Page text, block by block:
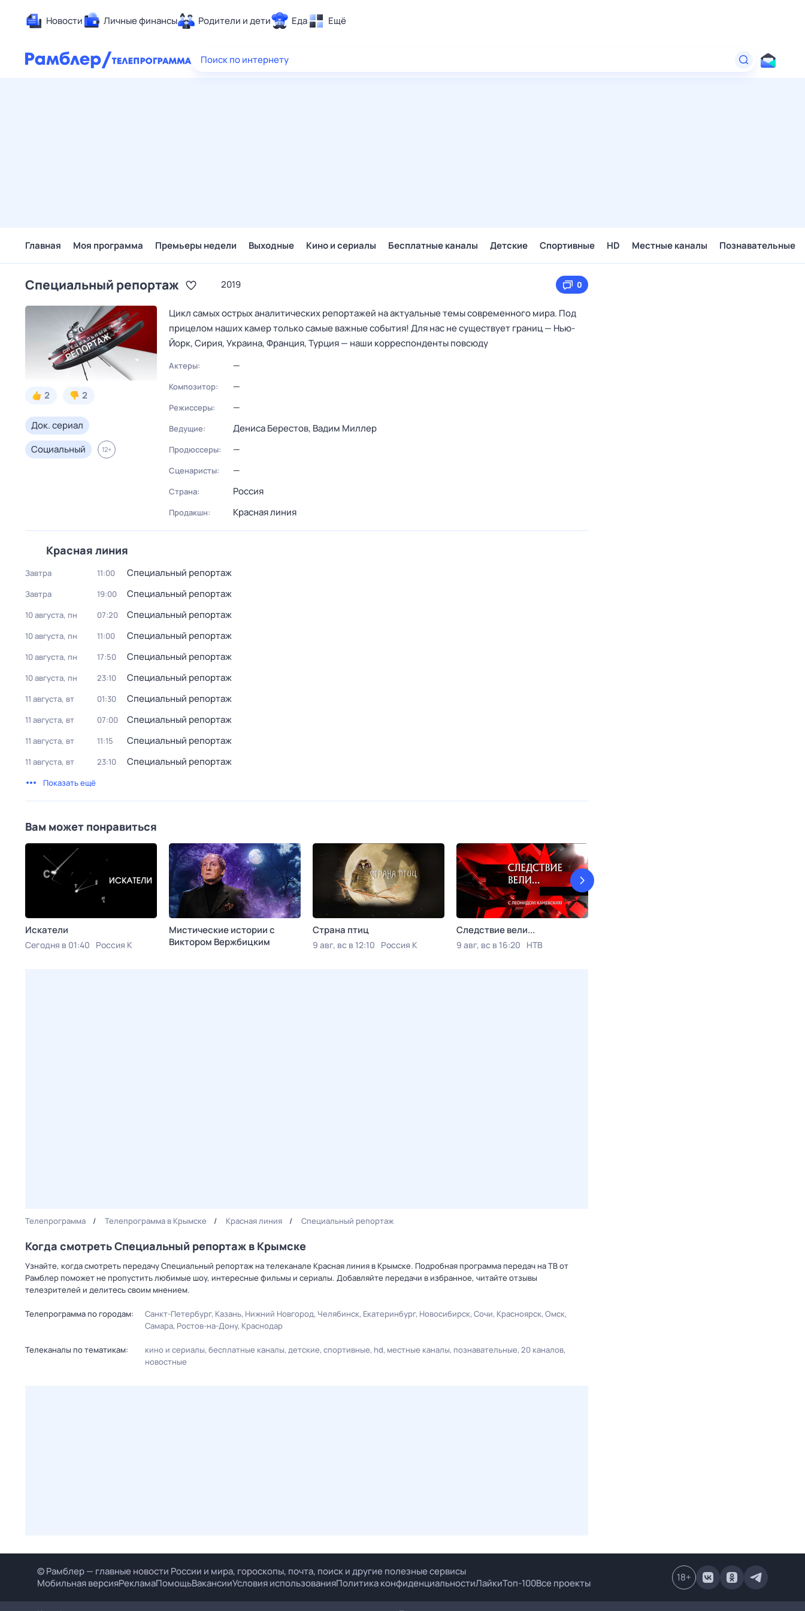
Новости Личные финансы Родители и дети Еда Ещё
Здоровье
Поиск по интернету
Главная Моя программа Премьеры недели Выходные Кино и сериалы Бесплатные каналы Детские Спортивные HD Местные каналы Познавательные
Специальный репортаж 2019 0
2 2
Док. сериал
Социальный
12+
Цикл самых острых аналитических репортажей на актуальные темы современного мира. Под
прицелом наших камер только самые важные события! Для нас не существует границ — Нью-
Йорк, Сирия, Украина, Франция, Турция — наши корреспонденты повсюду
Актеры: —
Композитор: —
Режиссеры: —
Ведущие: Дениса Берестов, Вадим Миллер
Продюссеры: —
Сценаристы: —
Страна: Россия
Продакшн: Красная линия
Красная линия
Завтра 11:00 Специальный репортаж
Завтра 19:00 Специальный репортаж
10 августа, пн 07:20 Специальный репортаж
10 августа, пн 11:00 Специальный репортаж
10 августа, пн 17:50 Специальный репортаж
10 августа, пн 23:10 Специальный репортаж
11 августа, вт 01:30 Специальный репортаж
11 августа, вт 07:00 Специальный репортаж
11 августа, вт 11:15 Специальный репортаж
11 августа, вт 23:10 Специальный репортаж
Показать ещё
Вам может понравиться
Искатели
Сегодня в 01:40 Россия К
Мистические истории с
Виктoром Bержбицким
Страна птиц
9 авг, вс в 12:10 Россия К
Следствие вели...
9 авг, вс в 16:20 НТВ
Телепрограмма Телепрограмма в Крымске Красная линия Специальный репортаж
Когда смотреть Специальный репортаж в Крымске
Узнайте, когда смотреть передачу Специальный репортаж на телеканале Красная линия в Крымске. Подробная программа передач на ТВ от
Рамблер поможет не пропустить любимые шоу, интересные фильмы и сериалы. Добавляйте передачи в избранное, читайте отзывы
телезрителей и делитесь своим мнением.
Телепрограмма по городам: Санкт-Петербург Казань Нижний Новгород Челябинск Екатеринбург Новосибирск Сочи Красноярск Омск
Самара Ростов-на-Дону Краснодар
Телеканалы по тематикам: кино и сериалы бесплатные каналы детские спортивные hd местные каналы познавательные 20 каналов
новостные
© Рамблер — главные новости России и мира, гороскопы, почта, поиск и другие полезные сервисы
Мобильная версияРекламаПомощьВакансииУсловия использованияПолитика конфиденциальностиЛайкиТоп-100Все проекты 18+